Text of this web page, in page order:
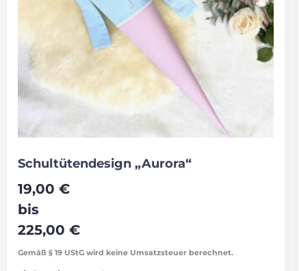
Schultütendesign „Aurora“
19,00 €
bis
225,00 €
Gemäß § 19 UStG wird keine Umsatzsteuer berechnet.